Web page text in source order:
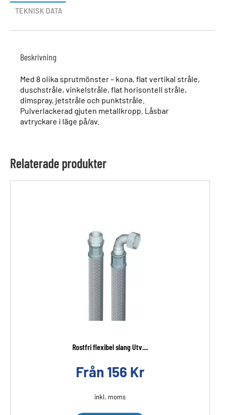
TEKNISK DATA
Beskrivning
Med 8 olika sprutmönster – kona, flat vertikal stråle,
duschstråle, vinkelstråle, flat horisontell stråle,
dimspray, jetstråle och punktstråle.
Pulverlackerad gjuten metallkropp. Låsbar
avtryckare i läge på/av.
Relaterade produkter
Rostfri flexibel slang Utv....
Från 156 Kr
inkl. moms